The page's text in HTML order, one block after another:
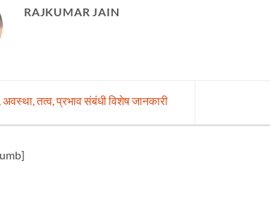
RAJKUMAR JAIN
तत्व, प्रभाव संबंधी विशेष जानकारी